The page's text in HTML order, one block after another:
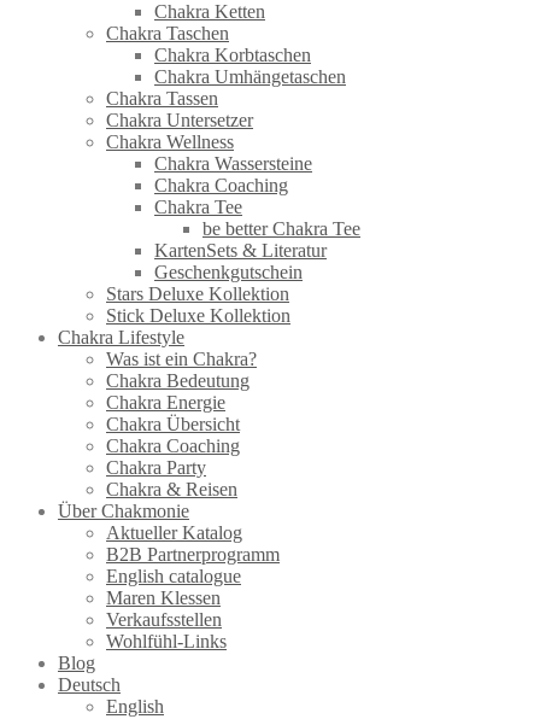
Chakra Ketten
Chakra Taschen
Chakra Korbtaschen
Chakra Umhängetaschen
Chakra Tassen
Chakra Untersetzer
Chakra Wellness
Chakra Wassersteine
Chakra Coaching
Chakra Tee
be better Chakra Tee
KartenSets & Literatur
Geschenkgutschein
Stars Deluxe Kollektion
Stick Deluxe Kollektion
Chakra Lifestyle
Was ist ein Chakra?
Chakra Bedeutung
Chakra Energie
Chakra Übersicht
Chakra Coaching
Chakra Party
Chakra & Reisen
Über Chakmonie
Aktueller Katalog
B2B Partnerprogramm
English catalogue
Maren Klessen
Verkaufsstellen
Wohlfühl-Links
Blog
Deutsch
English